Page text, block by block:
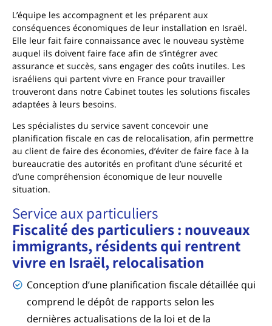
L’équipe les accompagnent et les préparent aux
conséquences économiques de leur installation en Israël.
Elle leur fait faire connaissance avec le nouveau système
auquel ils doivent faire face afin de s’intégrer avec
assurance et succès, sans engager des coûts inutiles. Les
israéliens qui partent vivre en France pour travailler
trouveront dans notre Cabinet toutes les solutions fiscales
adaptées à leurs besoins.
Les spécialistes du service savent concevoir une
planification fiscale en cas de relocalisation, afin permettre
au client de faire des économies, d’éviter de faire face à la
bureaucratie des autorités en profitant d’une sécurité et
d’une compréhension économique de leur nouvelle
situation.
Service aux particuliers
Fiscalité des particuliers : nouveaux
immigrants, résidents qui rentrent
vivre en Israël, relocalisation
Conception d’une planification fiscale détaillée qui
comprend le dépôt de rapports selon les
dernières actualisations de la loi et de la